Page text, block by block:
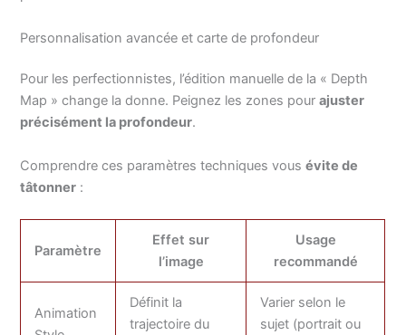
Personnalisation avancée et carte de profondeur
Pour les perfectionnistes, l’édition manuelle de la « Depth
Map » change la donne. Peignez les zones pourajuster
précisément la profondeur.
Comprendre ces paramètres techniques vousévite de
tâtonner :
Paramètre
Effet sur
l’image
Usage
recommandé
Animation
Définit la
trajectoire du
Varier selon le
sujet (portrait ou